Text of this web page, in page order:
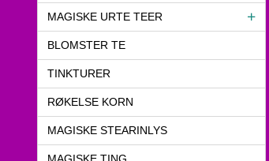
MAGISKE URTE TEER
BLOMSTER TE
TINKTURER
RØKELSE KORN
MAGISKE STEARINLYS